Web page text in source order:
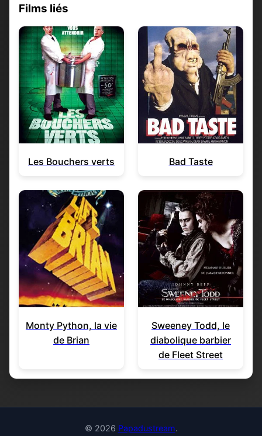
Films liés
Les Bouchers verts Bad Taste
Monty Python, la vie
de Brian
Sweeney Todd, le
diabolique barbier
de Fleet Street
© 2026 Papadustream.